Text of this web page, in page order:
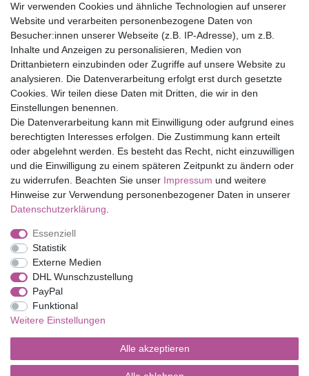
30 Tage Rückgaberecht
Versandfrei ab 75 € in Deutschland
Top Marken
Eduplay
Folia Bringmann
Shop
Mein Konto
Service
Versandkosten
Impressum
Barrierefreiheitserklärung
Wir verwenden Cookies und ähnliche Technologien auf unserer
Website und verarbeiten personenbezogene Daten von
Besucher:innen unserer Webseite (z.B. IP-Adresse), um z.B.
Inhalte und Anzeigen zu personalisieren, Medien von
Drittanbietern einzubinden oder Zugriffe auf unsere Website zu
analysieren. Die Datenverarbeitung erfolgt erst durch gesetzte
Cookies. Wir teilen diese Daten mit Dritten, die wir in den
Einstellungen benennen.
Die Datenverarbeitung kann mit Einwilligung oder aufgrund eines
berechtigten Interesses erfolgen. Die Zustimmung kann erteilt
oder abgelehnt werden. Es besteht das Recht, nicht einzuwilligen
und die Einwilligung zu einem späteren Zeitpunkt zu ändern oder
zu widerrufen. Beachten Sie unser Impressum und weitere
Hinweise zur Verwendung personenbezogener Daten in unserer
Daten­schutz­erklärung
Essenziell
Statistik
Externe Medien
DHL Wunschzustellung
PayPal
Funktional
Weitere Einstellungen
Alle akzeptieren